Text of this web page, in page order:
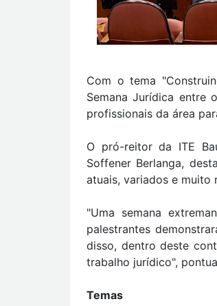
Com o tema
Semana Jurídica entre
profissionais da área
O pró-reitor da ITE
Soffener Berlanga,
atuais, variados e muito
"Uma semana
palestrantes
disso, dentro deste
trabalho jurídico",
Temas